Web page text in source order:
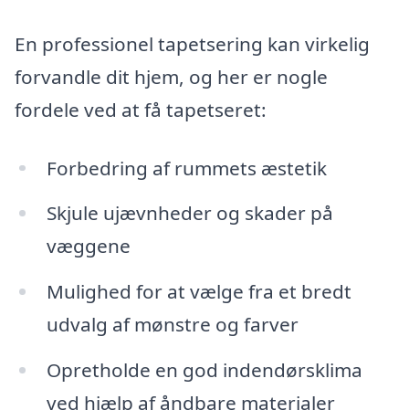
En professionel tapetsering kan virkelig
forvandle dit hjem, og her er nogle
fordele ved at få tapetseret:
Forbedring af rummets æstetik
Skjule ujævnheder og skader på
væggene
Mulighed for at vælge fra et bredt
udvalg af mønstre og farver
Opretholde en god indendørsklima
ved hjælp af åndbare materialer